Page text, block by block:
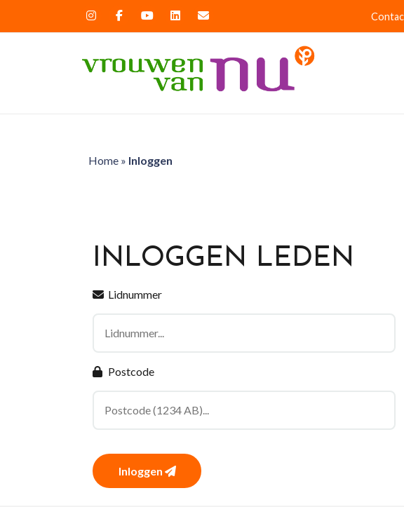
Home» Inloggen
INLOGGEN LEDEN
Lidnummer
Postcode
Inloggen